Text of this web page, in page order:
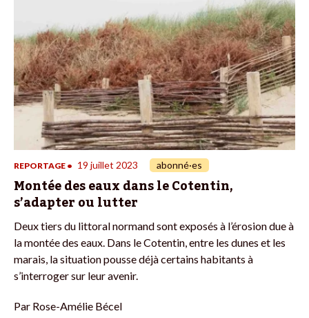
REPORTAGE • 19 juillet 2023 abonné·es
Montée des eaux dans le Cotentin,
s’adapter ou lutter
Deux tiers du littoral normand sont exposés à l’érosion due à
la montée des eaux. Dans le Cotentin, entre les dunes et les
marais, la situation pousse déjà certains habitants à
s’interroger sur leur avenir.
Par Rose-Amélie Bécel